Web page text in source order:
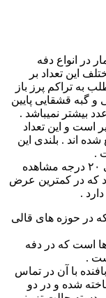
در انواع دفه
این تعداد بر
به تراکم پرز باز
و گبه قشقایی پایین
تا ۷ میلیمتر متغیر است و این تعداد
تا ۶۵ میلیمتر واقع شده اند . بلندی این
در انتهای قسمت پایینی تیغه ها با زاویه تقریبی ۲۰ درجه مشاهده
که در کمترین عرض
در حوزه های قالی
ها است که در دفه
.
با آن در تماس
شده و در دو